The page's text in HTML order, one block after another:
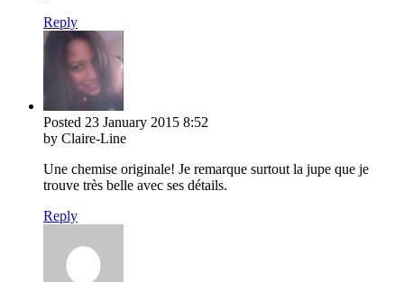
Reply
Posted 23 January 2015 8:52
by Claire-Line
Une chemise originale! Je remarque surtout la jupe que je
trouve très belle avec ses détails.
Reply